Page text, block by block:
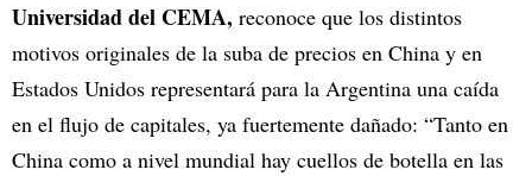
Universidad del CEMA, reconoce que los distintos
motivos originales de la suba de precios en China y en
Estados Unidos representará para la Argentina una caída
en el flujo de capitales, ya fuertemente dañado: “Tanto en
China como a nivel mundial hay cuellos de botella en las